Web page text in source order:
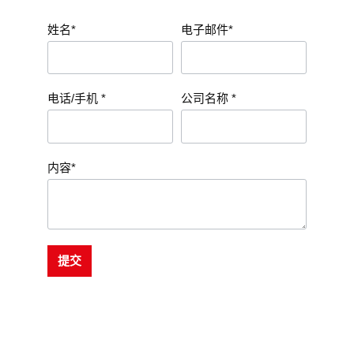
姓名* 电子邮件*
电话/手机 * 公司名称 *
内容*
提交